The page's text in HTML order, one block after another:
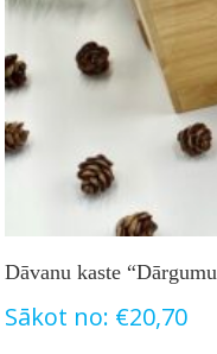
Dāvanu kaste
Sākot no: €20,70